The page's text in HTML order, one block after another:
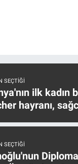
SEÇTIĞI
ilk kadın
hayranı,
SEÇTIĞI